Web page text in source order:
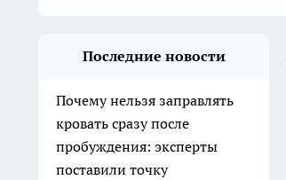
Последние новости
Почему нельзя заправлять
кровать сразу после
пробуждения: эксперты
поставили точку